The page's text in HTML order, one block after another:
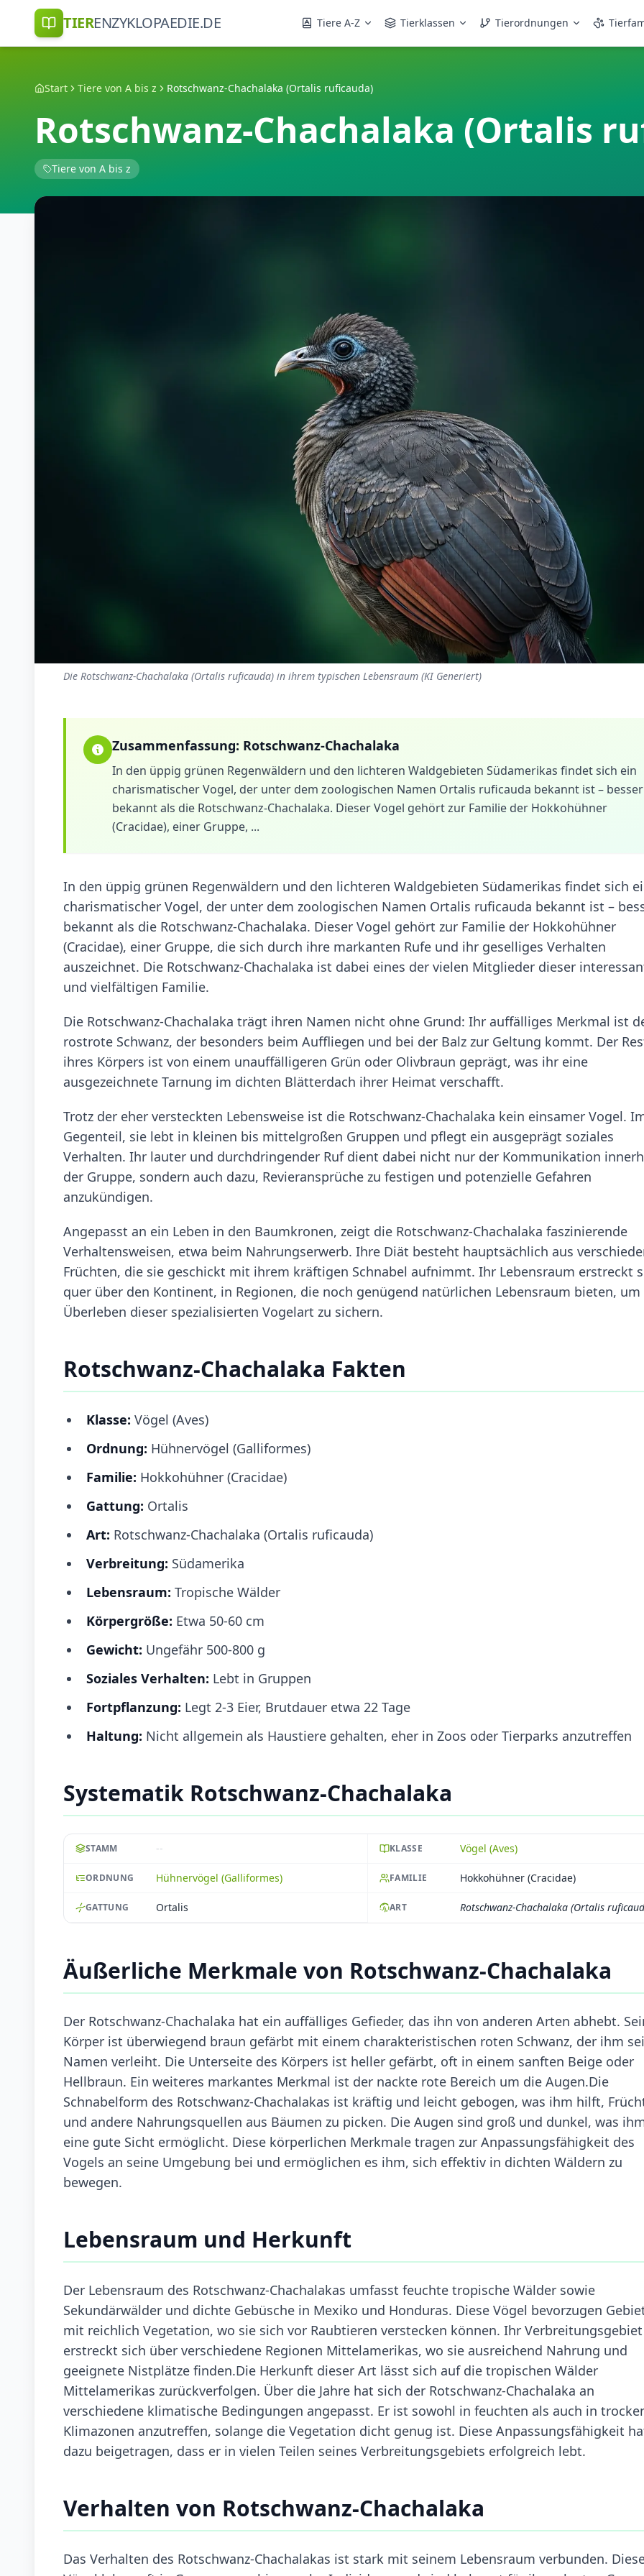
TIERENZYKLOPAEDIE.DE Tiere A-Z Tierklassen Tierordnungen
Start Tiere von A bis z Rotschwanz-Chachalaka (Ortalis ruficauda)
Rotschwanz-Chachalaka (Ortalis
Tiere von A bis z
Die Rotschwanz-Chachalaka (Ortalis ruficauda) in ihrem typischen Lebensraum (KI Generiert)
Zusammenfassung: Rotschwanz-Chachalaka
In den üppig grünen Regenwäldern und den lichteren Waldgebieten Südamerikas findet sich ein
charismatischer Vogel, der unter dem zoologischen Namen Ortalis ruficauda bekannt ist – besser
bekannt als die Rotschwanz-Chachalaka. Dieser Vogel gehört zur Familie der Hokkohühner
(Cracidae), einer Gruppe, ...
In den üppig grünen Regenwäldern und den lichteren Waldgebieten Südamerikas findet sich
charismatischer Vogel, der unter dem zoologischen Namen Ortalis ruficauda bekannt ist –
bekannt als die Rotschwanz-Chachalaka. Dieser Vogel gehört zur Familie der Hokkohühner
(Cracidae), einer Gruppe, die sich durch ihre markanten Rufe und ihr geselliges Verhalten
auszeichnet. Die Rotschwanz-Chachalaka ist dabei eines der vielen Mitglieder dieser
und vielfältigen Familie.
Die Rotschwanz-Chachalaka trägt ihren Namen nicht ohne Grund: Ihr auffälliges Merkmal ist
rostrote Schwanz, der besonders beim Auffliegen und bei der Balz zur Geltung kommt. Der
ihres Körpers ist von einem unauffälligeren Grün oder Olivbraun geprägt, was ihr eine
ausgezeichnete Tarnung im dichten Blätterdach ihrer Heimat verschafft.
Trotz der eher versteckten Lebensweise ist die Rotschwanz-Chachalaka kein einsamer Vogel.
Gegenteil, sie lebt in kleinen bis mittelgroßen Gruppen und pflegt ein ausgeprägt soziales
Verhalten. Ihr lauter und durchdringender Ruf dient dabei nicht nur der Kommunikation
der Gruppe, sondern auch dazu, Revieransprüche zu festigen und potenzielle Gefahren
anzukündigen.
Angepasst an ein Leben in den Baumkronen, zeigt die Rotschwanz-Chachalaka faszinierende
Verhaltensweisen, etwa beim Nahrungserwerb. Ihre Diät besteht hauptsächlich aus
Früchten, die sie geschickt mit ihrem kräftigen Schnabel aufnimmt. Ihr Lebensraum erstreckt
quer über den Kontinent, in Regionen, die noch genügend natürlichen Lebensraum bieten, um
Überleben dieser spezialisierten Vogelart zu sichern.
Rotschwanz-Chachalaka Fakten
Klasse: Vögel (Aves)
Ordnung: Hühnervögel (Galliformes)
Familie: Hokkohühner (Cracidae)
Gattung: Ortalis
Art: Rotschwanz-Chachalaka (Ortalis ruficauda)
Verbreitung: Südamerika
Lebensraum: Tropische Wälder
Körpergröße: Etwa 50-60 cm
Gewicht: Ungefähr 500-800 g
Soziales Verhalten: Lebt in Gruppen
Fortpflanzung: Legt 2-3 Eier, Brutdauer etwa 22 Tage
Haltung: Nicht allgemein als Haustiere gehalten, eher in Zoos oder Tierparks anzutreffen
Systematik Rotschwanz-Chachalaka
STAMM -- KLASSE Vögel (Aves)
ORDNUNG Hühnervögel (Galliformes) FAMILIE Hokkohühner (Cracidae)
GATTUNG Ortalis ART Rotschwanz-Chachalaka (Ortalis
Äußerliche Merkmale von Rotschwanz-Chachalaka
Der Rotschwanz-Chachalaka hat ein auffälliges Gefieder, das ihn von anderen Arten abhebt.
Körper ist überwiegend braun gefärbt mit einem charakteristischen roten Schwanz, der ihm
Namen verleiht. Die Unterseite des Körpers ist heller gefärbt, oft in einem sanften Beige oder
Hellbraun. Ein weiteres markantes Merkmal ist der nackte rote Bereich um die Augen.Die
Schnabelform des Rotschwanz-Chachalakas ist kräftig und leicht gebogen, was ihm hilft,
und andere Nahrungsquellen aus Bäumen zu picken. Die Augen sind groß und dunkel, was
eine gute Sicht ermöglicht. Diese körperlichen Merkmale tragen zur Anpassungsfähigkeit des
Vogels an seine Umgebung bei und ermöglichen es ihm, sich effektiv in dichten Wäldern zu
bewegen.
Lebensraum und Herkunft
Der Lebensraum des Rotschwanz-Chachalakas umfasst feuchte tropische Wälder sowie
Sekundärwälder und dichte Gebüsche in Mexiko und Honduras. Diese Vögel bevorzugen
mit reichlich Vegetation, wo sie sich vor Raubtieren verstecken können. Ihr Verbreitungsgebiet
erstreckt sich über verschiedene Regionen Mittelamerikas, wo sie ausreichend Nahrung und
geeignete Nistplätze finden.Die Herkunft dieser Art lässt sich auf die tropischen Wälder
Mittelamerikas zurückverfolgen. Über die Jahre hat sich der Rotschwanz-Chachalaka an
verschiedene klimatische Bedingungen angepasst. Er ist sowohl in feuchten als auch in
Klimazonen anzutreffen, solange die Vegetation dicht genug ist. Diese Anpassungsfähigkeit
dazu beigetragen, dass er in vielen Teilen seines Verbreitungsgebiets erfolgreich lebt.
Verhalten von Rotschwanz-Chachalaka
Das Verhalten des Rotschwanz-Chachalakas ist stark mit seinem Lebensraum verbunden.